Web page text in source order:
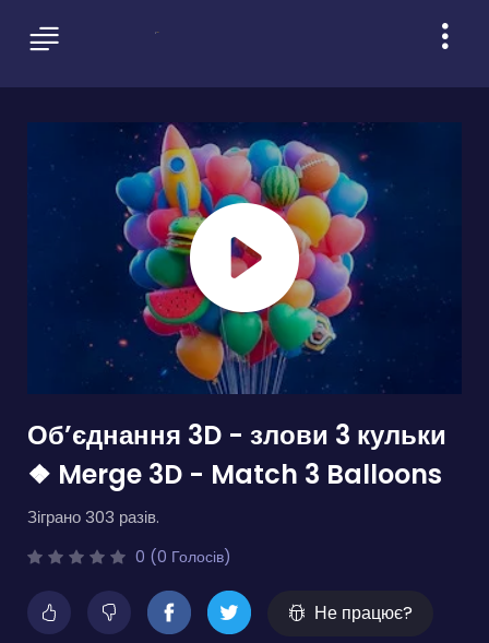
Об’єднання 3D - злови 3 кульки
❖ Merge 3D - Match 3 Balloons
Зіграно 303 разів.
0 (0 Голосів)
Не працює?